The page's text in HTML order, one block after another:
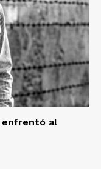
enfrentó al